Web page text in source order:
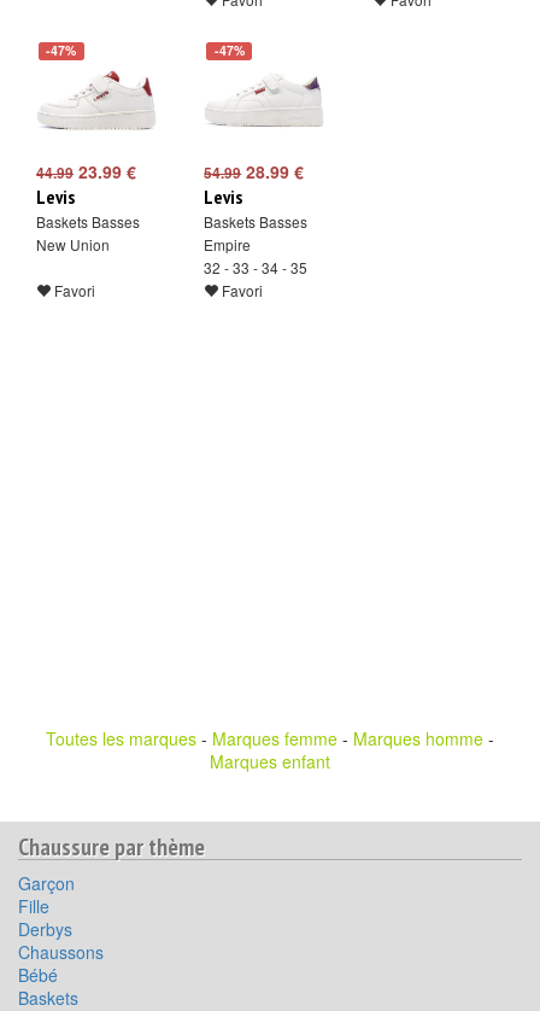
-47%
44.99 23.99 €
Levis
Baskets Basses
New Union
Favori
-47%
54.9928.99 €
Levis
Baskets Basses
Empire
32 - 33 - 34 - 35
Favori
Toutes les marques - Marques femme - Marques homme -
Marques enfant
Chaussure par thème
Garçon
Fille
Derbys
Chaussons
Bébé
Baskets